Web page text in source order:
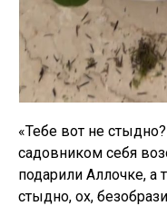
«Тебе вот не
садовником себя
подарили Аллочке, а
стыдно, ох,